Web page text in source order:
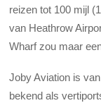
reizen tot 100 mijl
van Heathrow
Wharf zou maar
Joby Aviation is
bekend als